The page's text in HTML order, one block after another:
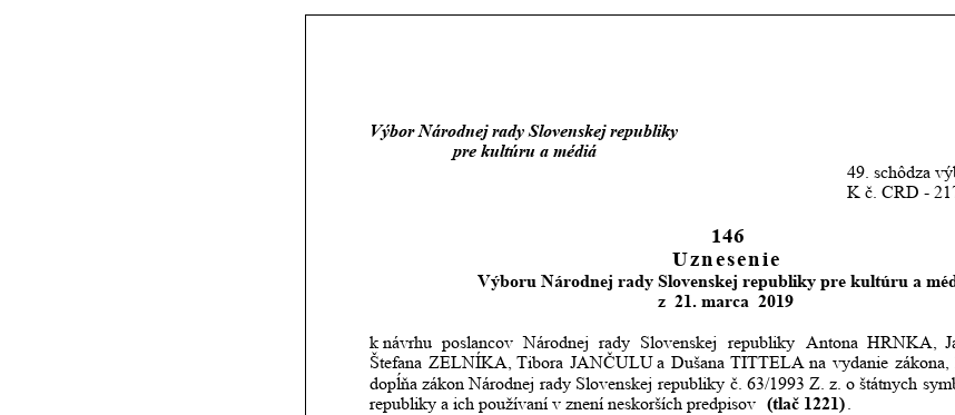
Výbor Národnej rady Slovenskej republiky
       pre kultúru a médiá
49. schôdza
K č. CRD -
146
Uznesenie
Výboru Národnej rady Slovenskej republiky pre kultúru a
z  21. marca  2019
k návrhu poslancov Národnej rady Slovenskej republiky Antona HRNKA,
Štefana ZELNÍKA, Tibora JANČULUa Dušana TITTELA na vydanie zákona,
dopĺňa zákon Národnej rady Slovenskej republiky č. 63/1993 Z. z. o štátnych
republiky a ich používaní v znení neskorších predpisov
(tlač 1221)